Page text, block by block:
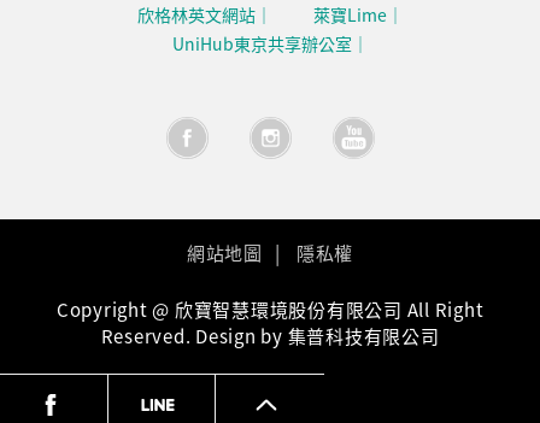
欣格林英文網站
萊寶Lime
UniHub東京共享辦公室
網站地圖 隱私權
Copyright @ 欣寶智慧環境股份有限公司 All Right
Reserved. Design by 集普科技有限公司